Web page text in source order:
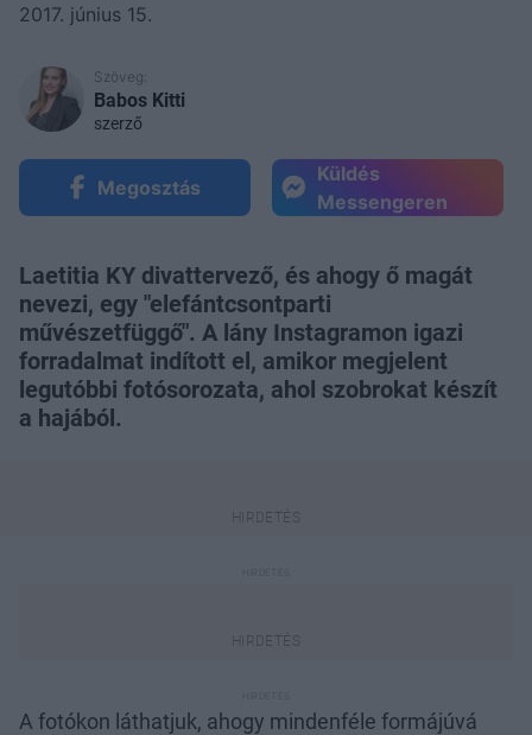
2017. június 15.
Szöveg:
Babos Kitti
szerző
Megosztás
Küldés
Messengeren
Laetitia KY divattervező, és ahogy ő magát
nevezi, egy "elefántcsontparti
művészetfüggő". A lány Instagramon igazi
forradalmat indított el, amikor megjelent
legutóbbi fotósorozata, ahol szobrokat készít
a hajából.
A fotókon láthatjuk, ahogy mindenféle formájúvá